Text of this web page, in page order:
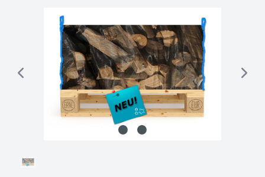
Bildergalerie überspringen